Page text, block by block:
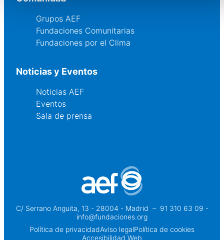
Grupos AEF
Fundaciones Comunitarias
Fundaciones por el Clima
Noticias y Eventos
Noticias AEF
Eventos
Sala de prensa
C/ Serrano Anguita, 13 - 28004 - Madrid – 91 310 63 09 -
info@fundaciones.org
Política de privacidadAviso legalPolítica de cookies
Accesibilidad Web